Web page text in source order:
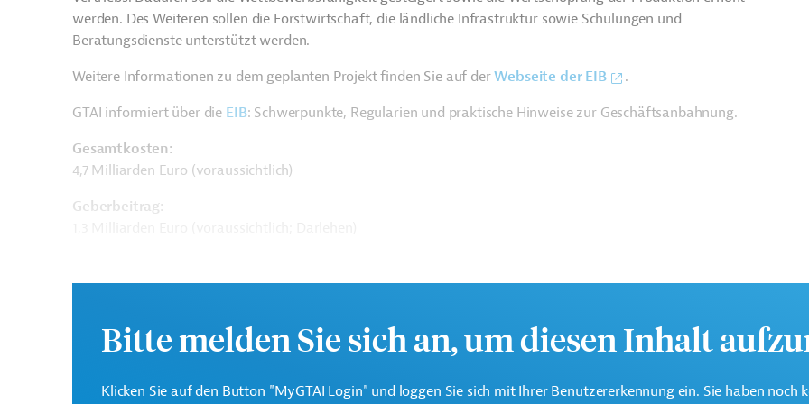
werden. Des Weiteren sollen die Forstwirtschaft, die ländliche Infrastruktur sowie Schulungen und
Beratungsdienste unterstützt werden.
Weitere Informationen zu dem geplanten Projekt finden Sie auf derWebseite der EIB
.
GTAI informiert über die EIB: Schwerpunkte, Regularien und praktische Hinweise zur Geschäftsanbahnung.
Gesamtkosten:
4,7 Milliarden Euro (voraussichtlich)
Geberbeitrag:
Bitte melden Sie sich an, um diesen Inhalt
Klicken Sie auf den Button "MyGTAI Login" und loggen Sie sich mit Ihrer Benutzererkennung ein. Sie haben noch